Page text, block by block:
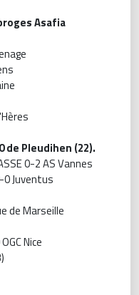
Asafia
de Pleudihen (22).
0-2 AS Vannes
0 Juventus
de Marseille
Nice